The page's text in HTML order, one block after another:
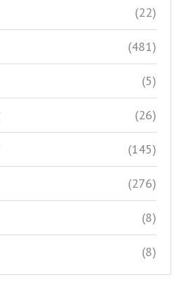
(22)
(481)
(5)
(26)
(145)
(276)
(8)
(8)